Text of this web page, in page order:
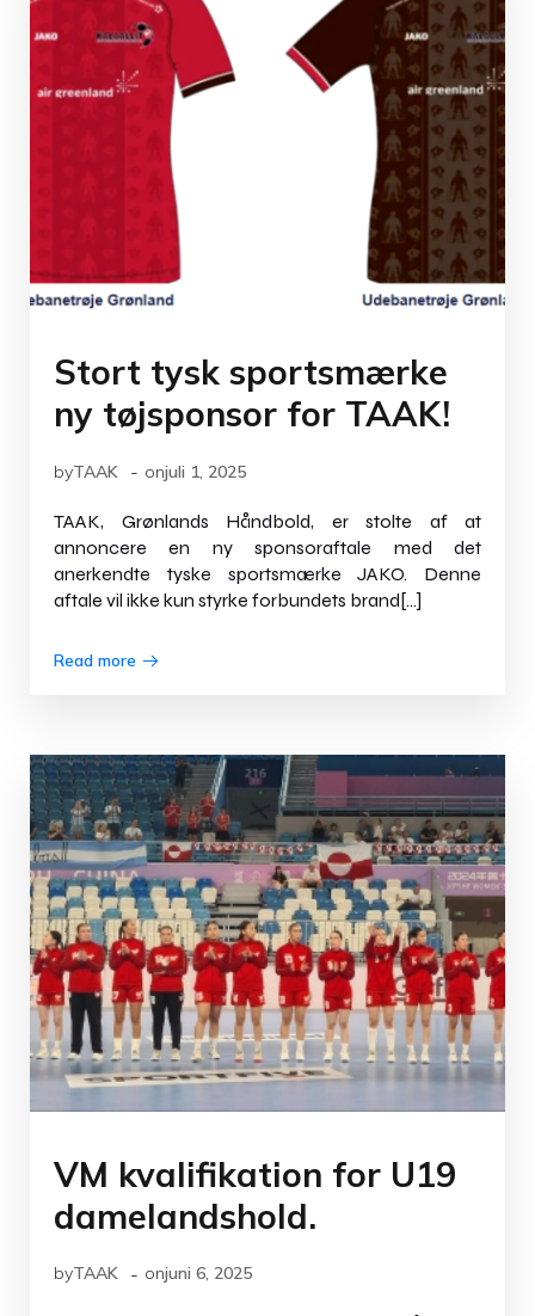
Stort tysk sportsmærke
ny tøjsponsor for TAAK!
byTAAK - onjuli 1, 2025
TAAK, Grønlands Håndbold, er stolte af at
annoncere en ny sponsoraftale med det
anerkendte tyske sportsmærke JAKO. Denne
aftale vil ikke kun styrke forbundets brand[…]
Read more
VM kvalifikation for U19
damelandshold.
byTAAK - onjuni 6, 2025